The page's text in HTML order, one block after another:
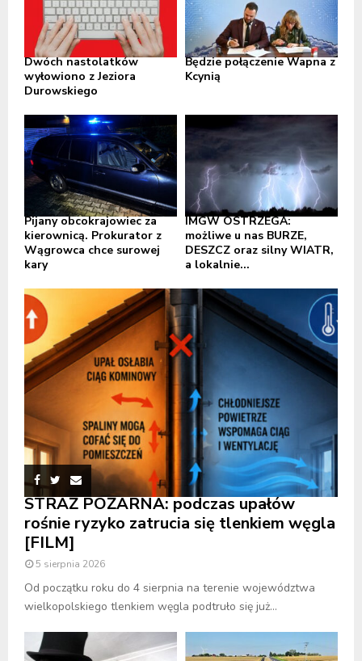
Dwóch nastolatków
wyłowiono z Jeziora
Durowskiego
Będzie połączenie Wapna z
Kcynią
Pijany obcokrajowiec za
kierownicą. Prokurator z
Wągrowca chce surowej
kary
IMGW OSTRZEGA:
możliwe u nas BURZE,
DESZCZ oraz silny WIATR,
a lokalnie...
STRAŻ POŻARNA: podczas upałów
rośnie ryzyko zatrucia się tlenkiem węgla
[FILM]
5 sierpnia 2026
Od początku roku do 4 sierpnia na terenie województwa
wielkopolskiego tlenkiem węgla podtruło się już...